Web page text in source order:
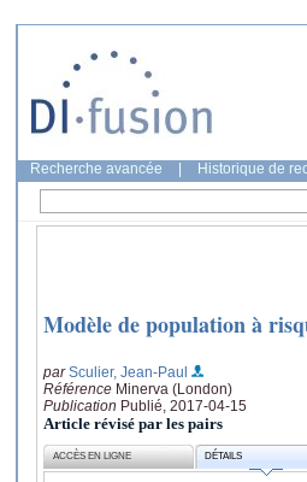
Recherche avancée Historique de
Modèle de population à
parSculier, Jean-Paul
Référence Minerva (London)
Publication Publié, 2017-04-15
Article révisé par les pairs
ACCÈS EN LIGNE DÉTAILS